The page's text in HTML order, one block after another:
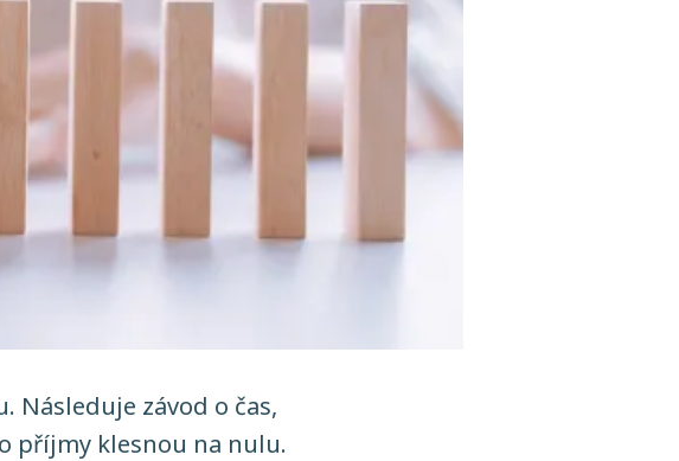
závod o čas,
příjmy klesnou na nulu.